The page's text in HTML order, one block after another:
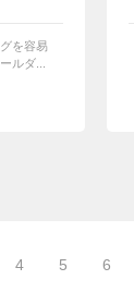
を容易
ルダ...
4 5 6